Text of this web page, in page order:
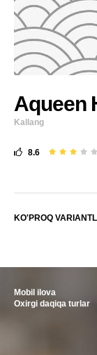
Aqueen
Kallang
8.6
KO'PROQ
Mobil ilova
Oxirgi daqiqa turlar